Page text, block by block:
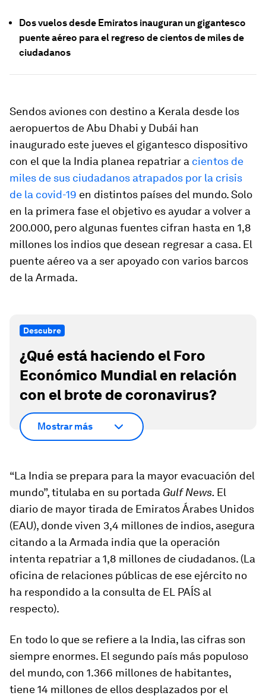
Dos vuelos desde Emiratos inauguran un gigantesco
puente aéreo para el regreso de cientos de miles de
ciudadanos
Sendos aviones con destino a Kerala desde los
aeropuertos de Abu Dhabi y Dubái han
inaugurado este jueves el gigantesco dispositivo
con el que la India planea repatriar a cientos de
miles de sus ciudadanos atrapados por la crisis
de la covid-19 en distintos países del mundo. Solo
en la primera fase el objetivo es ayudar a volver a
200.000, pero algunas fuentes cifran hasta en 1,8
millones los indios que desean regresar a casa. El
puente aéreo va a ser apoyado con varios barcos
de la Armada.
Descubre
¿Qué está haciendo el Foro
Económico Mundial en relación
con el brote de coronavirus?
Mostrar más
“La India se prepara para la mayor evacuación del
mundo”, titulaba en su portada Gulf News. El
diario de mayor tirada de Emiratos Árabes Unidos
(EAU), donde viven 3,4 millones de indios, asegura
citando a la Armada india que la operación
intenta repatriar a 1,8 millones de ciudadanos. (La
oficina de relaciones públicas de ese ejército no
ha respondido a la consulta de EL PAÍS al
respecto).
En todo lo que se refiere a la India, las cifras son
siempre enormes. El segundo país más populoso
del mundo, con 1.366 millones de habitantes,
tiene 14 millones de ellos desplazados por el